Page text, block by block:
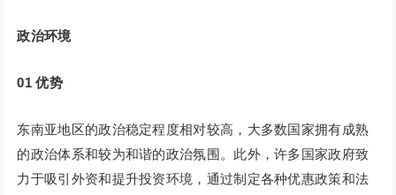
政治环境
01 优势
东南亚地区的政治稳定程度相对较高，大多数国家拥有成熟
的政治体系和较为和谐的政治氛围。此外，许多国家政府致
力于吸引外资和提升投资环境，通过制定各种优惠政策和法